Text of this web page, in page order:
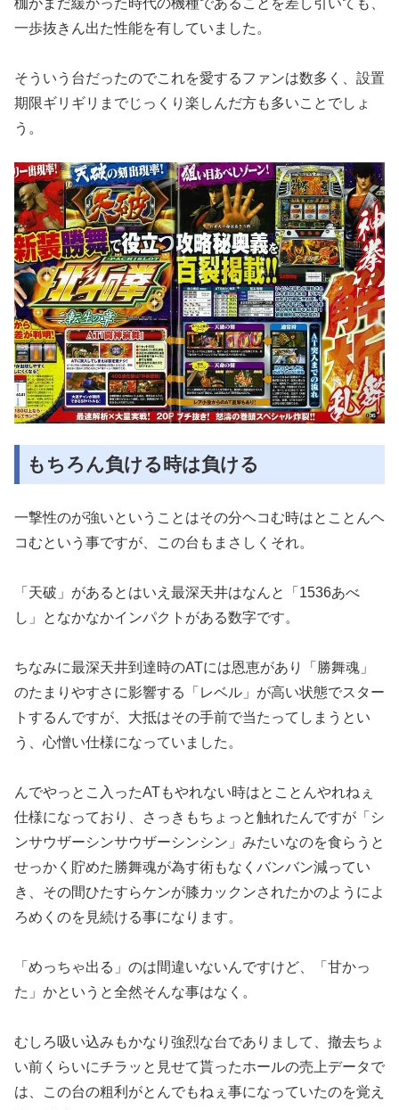
一歩抜きん出た性能を有していました。
そういう台だったのでこれを愛するファンは数多く、設置
期限ギリ ギリまでじっくり楽しんだ方も多いことでしょ
う。
もちろん負ける時は負ける
一撃性のが強いということはその分ヘコむ時はとことんヘ
コむとい う事ですが、この台もまさしくそれ。
「天破」があるとはいえ最深天井はなんと「1536あべ
し」となかなかインパクトがある数字です。
ちなみに最深天井到達時のATには恩恵があり「勝舞魂」
のたまり やすさに影響する「レベル」が高い状態でスター
トするんですが、 大抵はその手前で当たってしまうとい
う、心憎い仕様になっていました。
んでやっとこ入ったATもやれない時はとことんやれねぇ
仕様になっており、さっきもちょっと触れたんですが「シ
ンサウザーシンサウザーシンシン」みたいなのを食らうと
せっかく貯めた勝舞魂が為す術もなくバンバン減ってい
き、その間ひたすらケンが膝カックンされたかのようによ
ろめくのを見続ける事になります。
「めっちゃ出る」のは間違いないんですけど、「甘かっ
た」かとい うと全然そんな事はなく。
むしろ吸い込みもかなり強烈な台でありまして、撤去ちょ
い前くらいにチラッと見せて貰ったホールの売上データで
は、この台の粗利 がとんでもねぇ事になっていたのを覚え